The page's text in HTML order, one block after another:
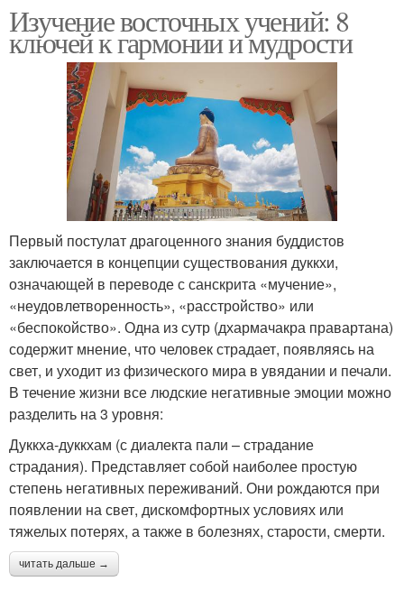
Изучение восточных учений: 8
ключей к гармонии и мудрости
Первый постулат драгоценного знания буддистов
заключается в концепции существования дуккхи,
означающей в переводе с санскрита «мучение»,
«неудовлетворенность», «расстройство» или
«беспокойство». Одна из сутр (дхармачакра правартана)
содержит мнение, что человек страдает, появляясь на
свет, и уходит из физического мира в увядании и печали.
В течение жизни все людские негативные эмоции можно
разделить на 3 уровня:
Дуккха-дуккхам (с диалекта пали – страдание
страдания). Представляет собой наиболее простую
степень негативных переживаний. Они рождаются при
появлении на свет, дискомфортных условиях или
тяжелых потерях, а также в болезнях, старости, смерти.
читать дальше →